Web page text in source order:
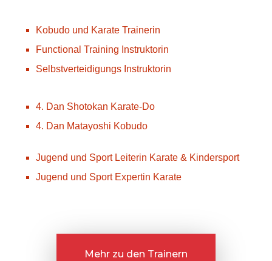
Kobudo und Karate Trainerin
Functional Training Instruktorin
Selbstverteidigungs Instruktorin
4. Dan Shotokan Karate-Do
4. Dan Matayoshi Kobudo
Jugend und Sport Leiterin Karate & Kindersport
Jugend und Sport Expertin Karate
Mehr zu den Trainern